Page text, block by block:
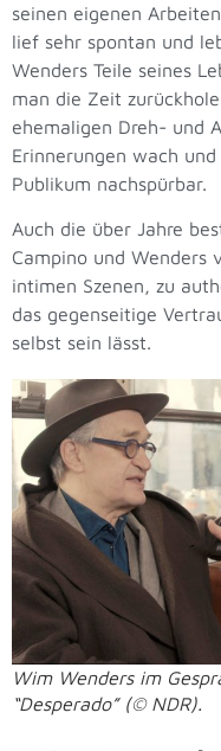
seinen eigenen
lief sehr spontan und
Wenders Teile seines
man die Zeit
ehemaligen Dreh- und
Erinnerungen wach
Publikum nachspürbar.
Auch die über Jahre
Campino und Wenders
intimen Szenen, zu
das gegenseitige
selbst sein lässt.
Wim Wenders im
“Desperado” (© NDR).